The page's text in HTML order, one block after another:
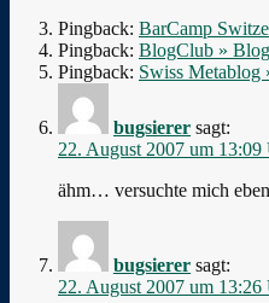
Pingback: BarCamp
Pingback: BlogClub »
Pingback: Swiss Metablog
bugsierer sagt:
22. August 2007 um 13:09
ähm… versuchte mich
bugsierer sagt:
22. August 2007 um 13:26